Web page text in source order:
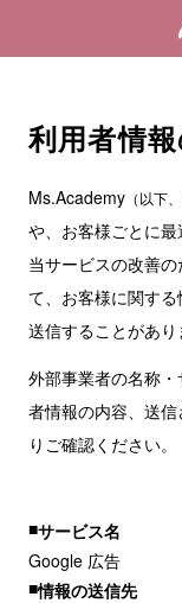
利用者情
Ms.Academy （以下
や、お客様ごとに
当サービスの改善
て、お客様に関する
送信することがあり
外部事業者の名称
者情報の内容、送
りご確認ください。
サービス名
Google 広告
情報の送信先